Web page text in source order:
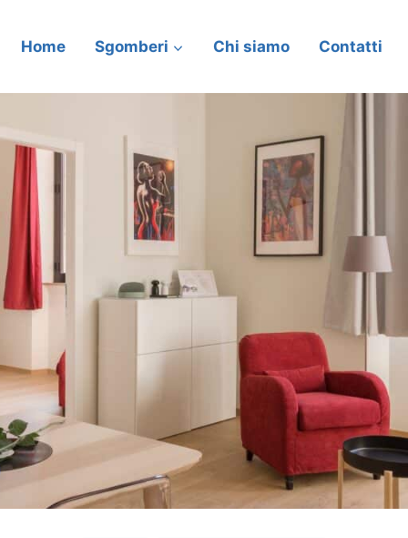
Home Sgomberi Chi siamo Contatti